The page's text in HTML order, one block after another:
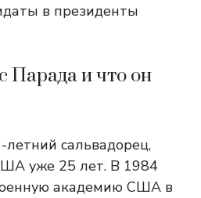
в президенты
Парада и что он
сальвадорец,
уже 25 лет. В 1984
академию США в